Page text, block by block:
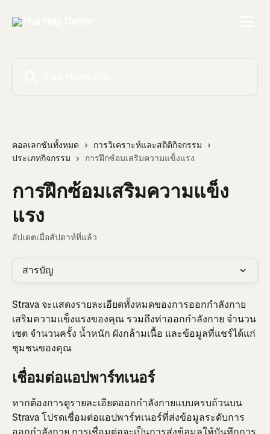
คอลเลกชันทั้งหมด
การวิเคราะห์และสถิติกิจกรรม
ประเภทกิจกรรม
การฝึกซ้อมเสริมความแข็งแรง
การฝึกซ้อมเสริมความแข็ง
แรง
อัปเดตเมื่อสัปดาห์ที่แล้ว
สารบัญ
Strava จะแสดงรายละเอียดทั้งหมดของการออกกำลังกาย
เสริมความแข็งแรงของคุณ รวมถึงท่าออกกำลังกาย จำนวน
เซต จำนวนครั้ง น้ำหนัก ผังกล้ามเนื้อ และข้อมูลที่แชร์ได้แก่
ชุมชนของคุณ
เชื่อมต่อแอปพาร์ทเนอร์
หากต้องการดูรายละเอียดออกกำลังกายแบบครบถ้วนบน
Strava โปรดเชื่อมต่อแอปพาร์ทเนอร์ที่ส่งข้อมูลระดับการ